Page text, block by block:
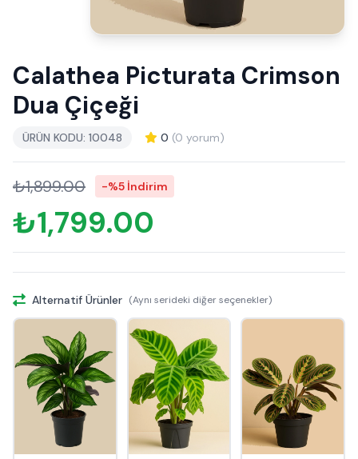
Calathea Picturata Crimson
Dua Çiçeği
ÜRÜN KODU: 10048 0 (0 yorum)
₺1,899.00 -%5 İndirim
₺1,799.00
Alternatif Ürünler (Aynı serideki diğer seçenekler)